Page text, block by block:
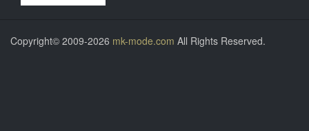
Copyright© 2009-2026 mk-mode.com All Rights Reserved.